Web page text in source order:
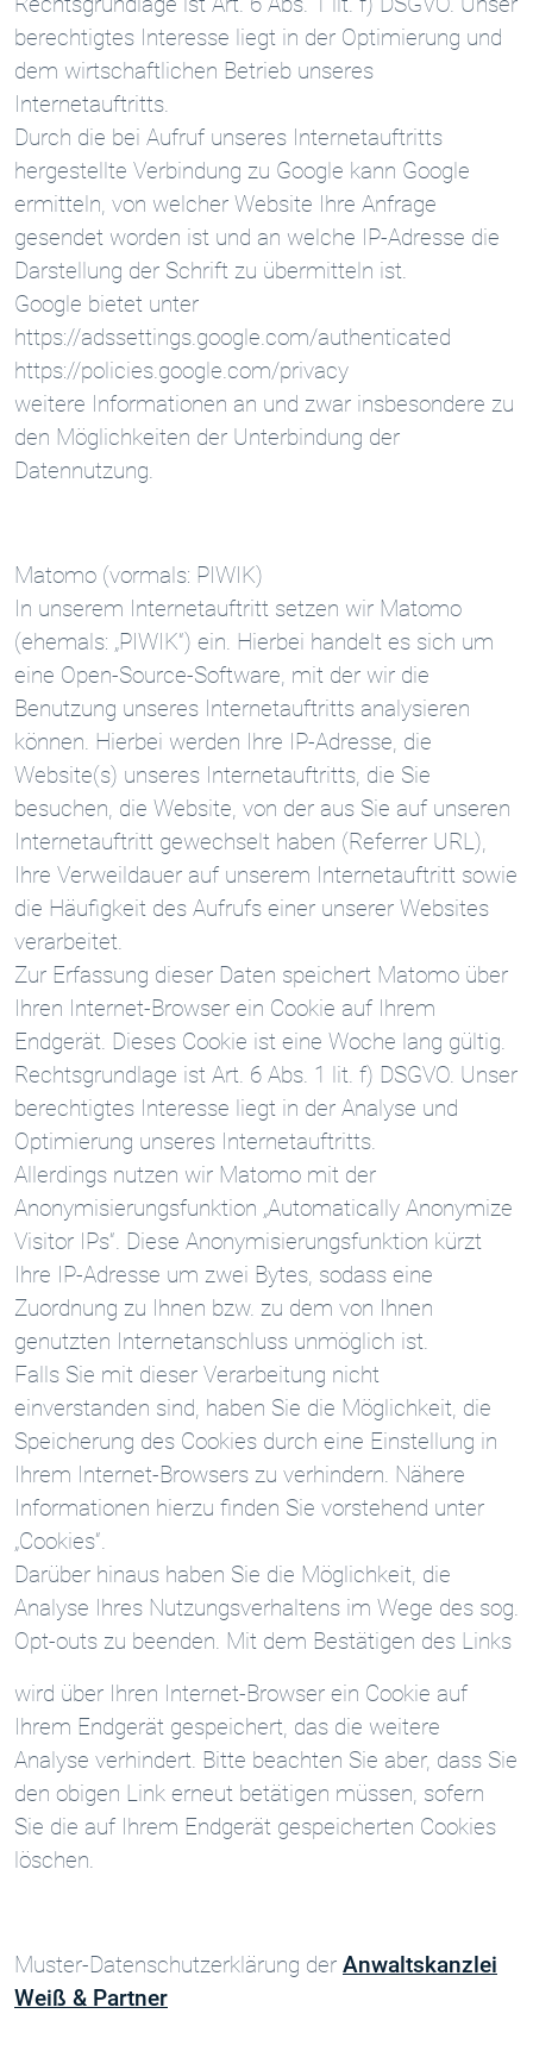
berechtigtes Interesse liegt in der Optimierung und
dem wirtschaftlichen Betrieb unseres
Internetauftritts.
Durch die bei Aufruf unseres Internetauftritts
hergestellte Verbindung zu Google kann Google
ermitteln, von welcher Website Ihre Anfrage
gesendet worden ist und an welche IP-Adresse die
Darstellung der Schrift zu übermitteln ist.
Google bietet unter
https://adssettings.google.com/authenticated
https://policies.google.com/privacy
weitere Informationen an und zwar insbesondere zu
den Möglichkeiten der Unterbindung der
Datennutzung.
Matomo (vormals: PIWIK)
In unserem Internetauftritt setzen wir Matomo
(ehemals: „PIWIK“) ein. Hierbei handelt es sich um
eine Open-Source-Software, mit der wir die
Benutzung unseres Internetauftritts analysieren
können. Hierbei werden Ihre IP-Adresse, die
Website(s) unseres Internetauftritts, die Sie
besuchen, die Website, von der aus Sie auf unseren
Internetauftritt gewechselt haben (Referrer URL),
Ihre Verweildauer auf unserem Internetauftritt sowie
die Häufigkeit des Aufrufs einer unserer Websites
verarbeitet.
Zur Erfassung dieser Daten speichert Matomo über
Ihren Internet-Browser ein Cookie auf Ihrem
Endgerät. Dieses Cookie ist eine Woche lang gültig.
Rechtsgrundlage ist Art. 6 Abs. 1 lit. f) DSGVO. Unser
berechtigtes Interesse liegt in der Analyse und
Optimierung unseres Internetauftritts.
Allerdings nutzen wir Matomo mit der
Anonymisierungsfunktion „Automatically Anonymize
Visitor IPs“. Diese Anonymisierungsfunktion kürzt
Ihre IP-Adresse um zwei Bytes, sodass eine
Zuordnung zu Ihnen bzw. zu dem von Ihnen
genutzten Internetanschluss unmöglich ist.
Falls Sie mit dieser Verarbeitung nicht
einverstanden sind, haben Sie die Möglichkeit, die
Speicherung des Cookies durch eine Einstellung in
Ihrem Internet-Browsers zu verhindern. Nähere
Informationen hierzu finden Sie vorstehend unter
„Cookies“.
Darüber hinaus haben Sie die Möglichkeit, die
Analyse Ihres Nutzungsverhaltens im Wege des sog.
Opt-outs zu beenden. Mit dem Bestätigen des Links
wird über Ihren Internet-Browser ein Cookie auf
Ihrem Endgerät gespeichert, das die weitere
Analyse verhindert. Bitte beachten Sie aber, dass Sie
den obigen Link erneut betätigen müssen, sofern
Sie die auf Ihrem Endgerät gespeicherten Cookies
löschen.
Muster-Datenschutzerklärung der Anwaltskanzlei
Weiß & Partner